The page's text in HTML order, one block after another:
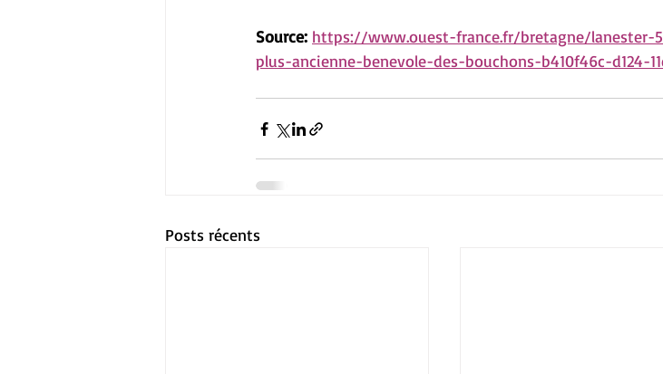
Source: https://www.ouest-france.fr/bretagne/
plus-ancienne-benevole-des-bouchons-b410f46c-d124-
Posts récents